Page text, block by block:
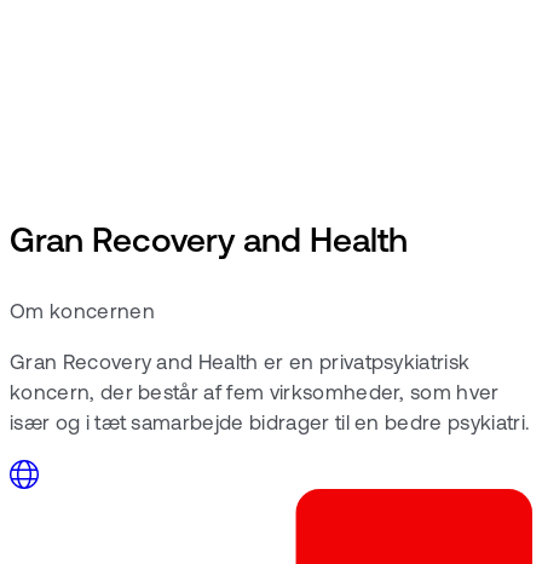
Gran Recovery and Health
Om koncernen
Gran Recovery and Health er en privatpsykiatrisk
koncern, der består af fem virksomheder, som hver
især og i tæt samarbejde bidrager til en bedre psykiatri.